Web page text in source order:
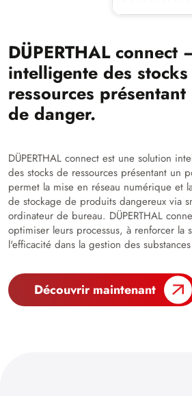
DÜPERTHAL connect
intelligente des
ressources
de danger.
DÜPERTHAL connect est une solution
des stocks de ressources présentant un
permet la mise en réseau numérique et
de stockage de produits dangereux via
ordinateur de bureau. DÜPERTHAL
optimiser leurs processus, à renforcer la
l'efficacité dans la gestion des
Découvrir maintenant